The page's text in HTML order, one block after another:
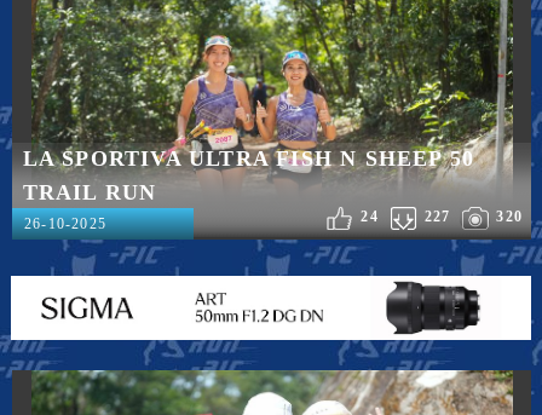
LA SPORTIVA ULTRA FISH N SHEEP 50
TRAIL RUN
320
227
24
26-10-2025